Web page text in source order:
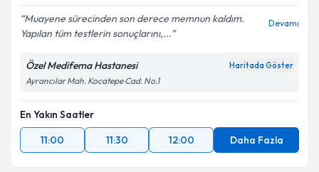
Muayene sürecinden son derece memnun kaldım.
Yapılan tüm testlerin sonuçlarını,...
Devamı
Özel Medifema Hastanesi Haritada Göster
Ayrancılar Mah. Kocatepe Cad. No.1
En Yakın Saatler
11:00
11:30 12:00 Daha Fazla